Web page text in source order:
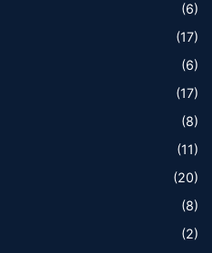
(6)
(17)
(6)
(17)
(8)
(11)
(20)
(8)
(2)